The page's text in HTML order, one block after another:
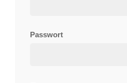
Passwort